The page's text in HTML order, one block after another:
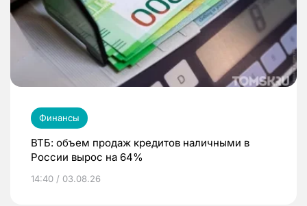
Финансы
ВТБ: объем продаж кредитов наличными в
России вырос на 64%
14:40 / 03.08.26